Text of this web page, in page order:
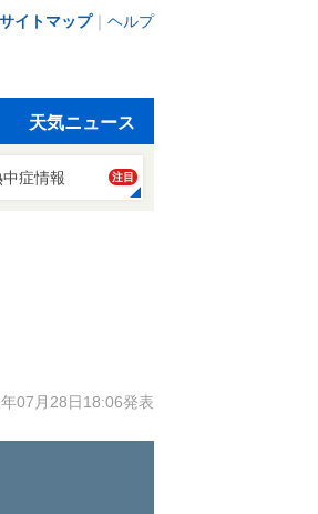
サイトマップ｜ ヘルプ
天気ニュース
中症情報 注目
07月28日18:06発表